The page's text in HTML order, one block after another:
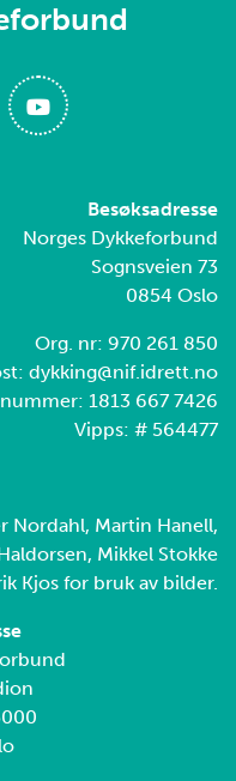
Besøksadresse
Norges Dykkeforbund
Sognsveien 73
0854 Oslo
Org. nr: 970 261 850
dykking@nif.idrett.no
1813 667 7426
Vipps: # 564477
Nordahl, Martin Hanell,
Mikkel Stokke
Kjos for bruk av bilder.